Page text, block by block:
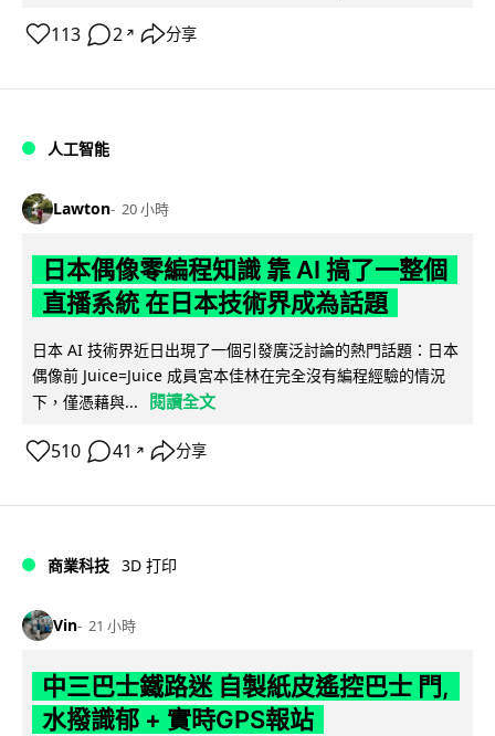
113 2 ↗ 分享
人工智能
Lawton 20 小時
日本偶像零編程知識 靠 AI 搞了一整個
直播系統 在日本技術界成為話題
日本 AI 技術界近日出現了一個引發廣泛討論的熱門話題：日本
偶像前 Juice=Juice 成員宮本佳林在完全沒有編程經驗的情況
下，僅憑藉與...
閱讀全文
510 41 ↗ 分享
商業科技 3D 打印
Vin 21 小時
中三巴士鐵路迷 自製紙皮遙控巴士 門,
水撥識郁 + 實時GPS報站